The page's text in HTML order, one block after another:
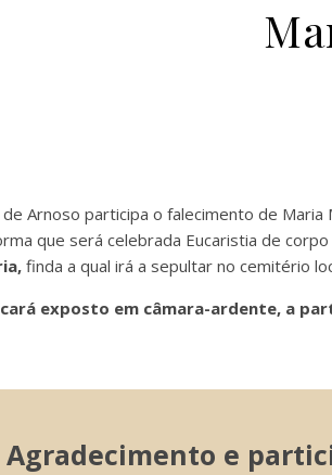
Arnoso participa o falecimento de
que será celebrada Eucaristia de
finda a qual irá a sepultar no cemitério
exposto em câmara-ardente, a
Agradecimento e